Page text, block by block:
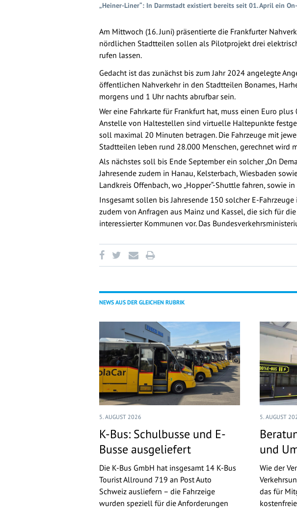
„Heiner-Liner“: In Darmstadt existiert bereits seit 01. April ein
Am Mittwoch (16. Juni) präsentierte die Frankfurter
nördlichen Stadtteilen sollen als Pilotprojekt drei
rufen lassen.
Gedacht ist das zunächst bis zum Jahr 2024 angelegte
öffentlichen Nahverkehr in den Stadtteilen Bonames,
morgens und 1 Uhr nachts abrufbar sein.
Wer eine Fahrkarte für Frankfurt hat, muss einen Euro
Anstelle von Haltestellen sind virtuelle Haltepunkte
soll maximal 20 Minuten betragen. Die Fahrzeuge mit
Stadtteilen leben rund 28.000 Menschen, gerechnet wird
Als nächstes soll bis Ende September ein solcher „On
Jahresende zudem in Hanau, Kelsterbach, Wiesbaden
Landkreis Offenbach, wo „Hopper“-Shuttle fahren, sowie
Insgesamt sollen bis Jahresende 150 solcher E-
zudem von Anfragen aus Mainz und Kassel, die sich für
interessierter Kommunen vor. Das
NEWS AUS DER GLEICHEN RUBRIK
5. AUGUST 2026
K-Bus: Schulbusse und E-
Busse ausgeliefert
Die K-Bus GmbH hat insgesamt 14 K-Bus
Tourist Allround 719 an Post Auto
Schweiz ausliefern – die Fahrzeige
wurden speziell für die Anforderungen
5. AUGUST
und
Wie der
das für